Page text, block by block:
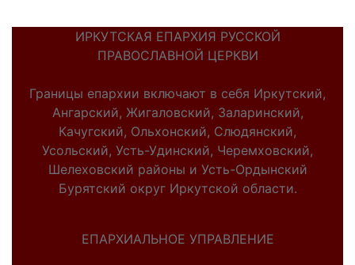
ИРКУТСКАЯ ЕПАРХИЯ РУССКОЙ
ПРАВОСЛАВНОЙ ЦЕРКВИ
Границы епархии включают в себя Иркутский,
Ангарский, Жигаловский, Заларинский,
Качугский, Ольхонский, Слюдянский,
Усольский, Усть-Удинский, Черемховский,
Шелеховский районы и Усть-Ордынский
Бурятский округ Иркутской области.
ЕПАРХИАЛЬНОЕ УПРАВЛЕНИЕ